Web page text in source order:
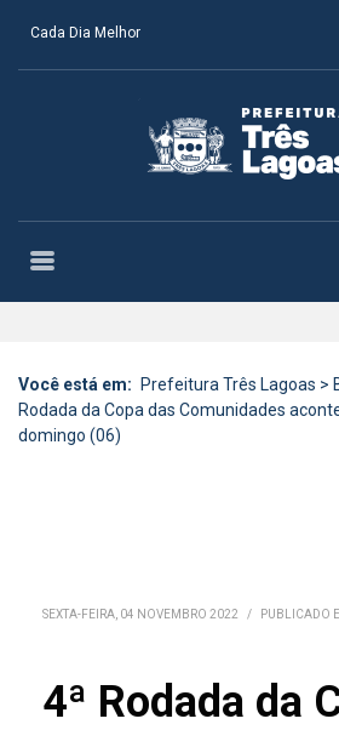
Cada Dia Melhor
Você está em: Prefeitura Três Lagoas >
Rodada da Copa das Comunidades
domingo (06)
SEXTA-FEIRA, 04 NOVEMBRO 2022 / PUBLICADO
4ª Rodada da